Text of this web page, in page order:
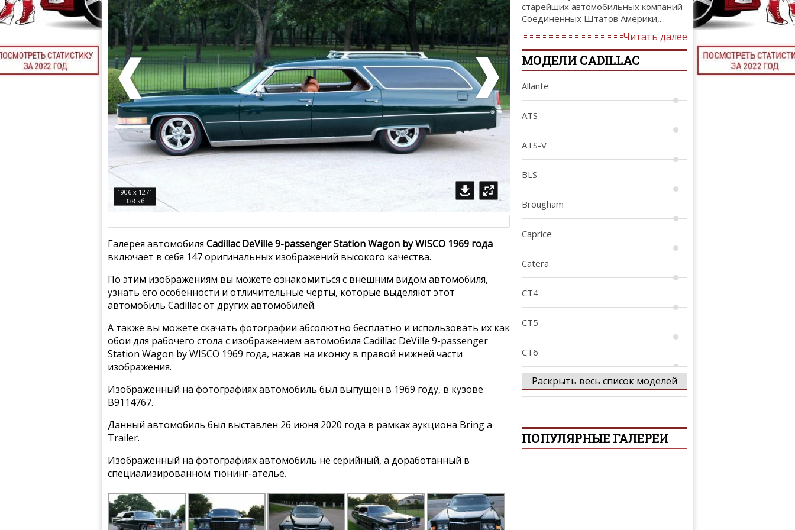
ТЮНИНГ
1906 x 1271
338 кб
Галерея автомобиля Cadillac DeVille 9-passenger Station Wagon by WISCO 1969 года
включает в себя 147 оригинальных изображений высокого качества.
По этим изображениям вы можете ознакомиться с внешним видом автомобиля,
узнать его особенности и отличительные черты, которые выделяют этот
автомобиль Cadillac от других автомобилей.
А также вы можете скачать фотографии абсолютно бесплатно и использовать их как
обои для рабочего стола с изображением автомобиля Cadillac DeVille 9-passenger
Station Wagon by WISCO 1969 года, нажав на иконку в правой нижней части
изображения.
Изображенный на фотографиях автомобиль был выпущен в 1969 году, в кузове
B9114767.
Данный автомобиль был выставлен 26 июня 2020 года в рамках аукциона Bring a
Trailer.
Изображенный на фотографиях автомобиль не серийный, а доработанный в
специализированном тюнинг-ателье.
старейших автомобильных компаний
Соединенных Штатов Америки,...
Читать далее
МОДЕЛИ CADILLAC
Allante
ATS
ATS-V
BLS
Brougham
Caprice
Catera
CT4
CT5
CT6
CTS
De Ville
Раскрыть весь список моделей
ПОПУЛЯРНЫЕ ГАЛЕРЕИ